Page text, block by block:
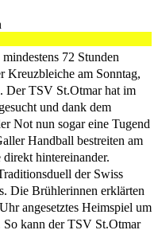
72 Stunden
Kreuzbleiche am Sonntag,
Der TSV St.Otmar hat im
und dank dem
Not nun sogar eine Tugend
Handball bestreiten am
hintereinander.
der Swiss
Die Brühlerinnen erklärten
angesetztes Heimspiel um
So kann der TSV St.Otmar